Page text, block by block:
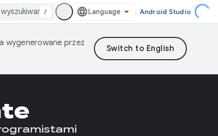
/ Android Studio
wygenerowane przez